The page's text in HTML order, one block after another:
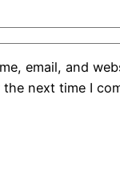
email, and
next time I